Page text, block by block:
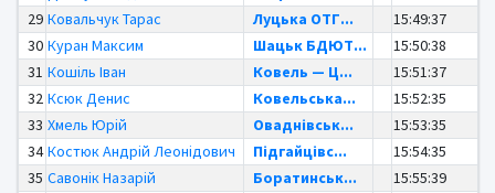
29 Ковальчук Тарас Луцька ОТГ...
15:49:37
30 Куран Максим Шацьк БДЮТ...
15:50:38
31 Кошіль Іван Ковель — Ц...
15:51:37
32 Ксюк Денис Ковельська...
15:52:35
33 Хмель Юрій Оваднівськ...
15:53:35
34 Костюк Андрій Леонідович Підгайцівс...
15:54:35
35 Савонік Назарій Боратинськ...
15:55:39